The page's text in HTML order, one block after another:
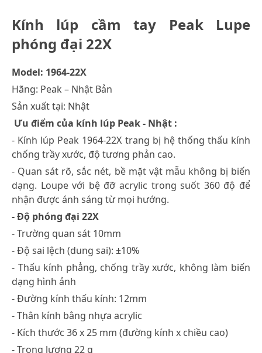
Kính lúp cầm tay Peak Lupe
phóng đại 22X
Model: 1964-22X
Hãng: Peak – Nhật Bản
Sản xuất tại: Nhật
Ưu điểm của kính lúp Peak - Nhật :
- Kính lúp Peak 1964-22X trang bị hệ thống thấu kính
chống trầy xước, độ tương phản cao.
- Quan sát rõ, sắc nét, bề mặt vật mẫu không bị biến
dạng. Loupe với bệ đỡ acrylic trong suốt 360 độ để
nhận được ánh sáng từ mọi hướng.
- Độ phóng đại 22X
- Trường quan sát 10mm
- Độ sai lệch (dung sai): ±10%
- Thấu kính phẳng, chống trầy xước, không làm biến
dạng hình ảnh
- Đường kính thấu kính: 12mm
- Thân kính bằng nhựa acrylic
- Kích thước 36 x 25 mm (đường kính x chiều cao)
- Trọng lượng 22 g